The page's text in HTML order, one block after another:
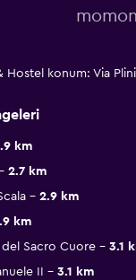
konum: Via
km
2.7 km
2.9 km
km
Sacro Cuore
3.1
II
3.1 km